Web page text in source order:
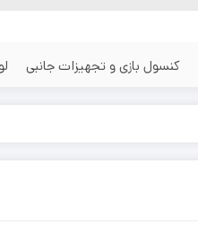
کنسول بازی و تجهیزات جانبی